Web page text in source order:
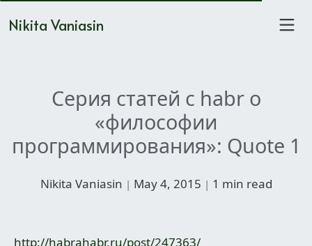
Nikita Vaniasin
Серия статей с habr о
«философии
программирования»: Quote 1
Nikita Vaniasin | May 4, 2015 | 1 min read
http://habrahabr.ru/post/247363/